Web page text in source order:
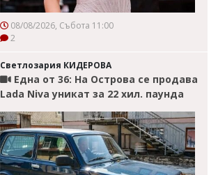
08/08/2026, Събота 11:00
2
Светлозария КИДЕРОВА
Една от 36: На Острова се продава
Lada Niva уникат за 22 хил. паунда